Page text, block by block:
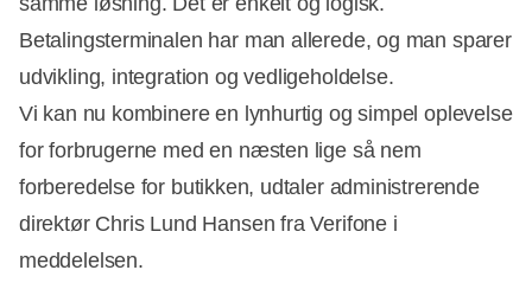
Betalingsterminalen har man allerede, og man sparer
udvikling, integration og vedligeholdelse.
Vi kan nu kombinere en lynhurtig og simpel oplevelse
for forbrugerne med en næsten lige så nem
forberedelse for butikken, udtaler administrerende
direktør Chris Lund Hansen fra Verifone i
meddelelsen.